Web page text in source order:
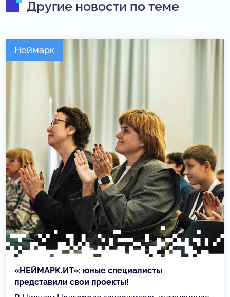
Другие новости по теме
Неймарк
«НЕЙМАРК.ИТ»: юные специалисты
представили свои проекты!